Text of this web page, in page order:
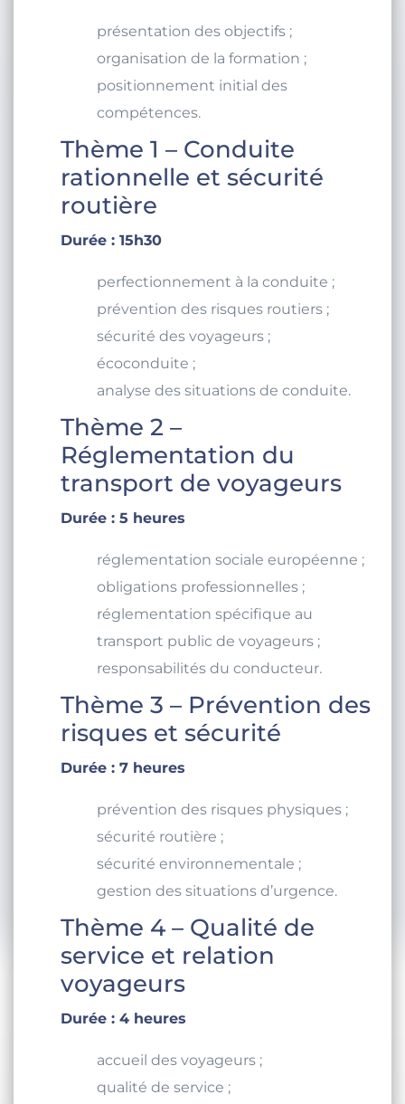
présentation des objectifs ;
organisation de la formation ;
positionnement initial des
compétences.
Thème 1 – Conduite
rationnelle et sécurité
routière
Durée : 15h30
perfectionnement à la conduite ;
prévention des risques routiers ;
sécurité des voyageurs ;
écoconduite ;
analyse des situations de conduite.
Thème 2 –
Réglementation du
transport de voyageurs
Durée : 5 heures
réglementation sociale européenne ;
obligations professionnelles ;
réglementation spécifique au
transport public de voyageurs ;
responsabilités du conducteur.
Thème 3 – Prévention des
risques et sécurité
Durée : 7 heures
prévention des risques physiques ;
sécurité routière ;
sécurité environnementale ;
gestion des situations d’urgence.
Thème 4 – Qualité de
service et relation
voyageurs
Durée : 4 heures
accueil des voyageurs ;
qualité de service ;